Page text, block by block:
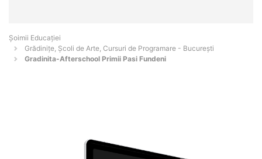
Șoimii Educației
Grădinițe, Școli de Arte, Cursuri de Programare - Bucureşti
Gradinita-Afterschool Primii Pasi Fundeni